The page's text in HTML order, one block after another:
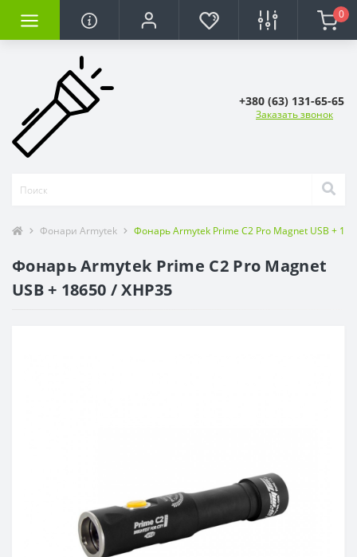
0
+380 (63) 131-65-65
Заказать звонок
Фонари Armytek Фонарь Armytek Prime C2 Pro Magnet USB +
Фонарь Armytek Prime C2 Pro Magnet
USB + 18650 / XHP35